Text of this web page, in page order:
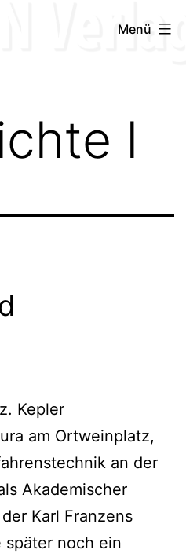
Menü
I
Kepler
am Ortweinplatz,
an der
Akademischer
Karl Franzens
später noch ein